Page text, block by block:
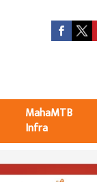
MahaMTB
Infra